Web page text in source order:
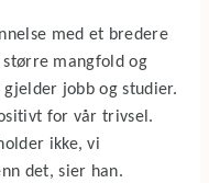
med et bredere
mangfold og
jobb og studier.
for vår trivsel.
ikke, vi
det, sier han.